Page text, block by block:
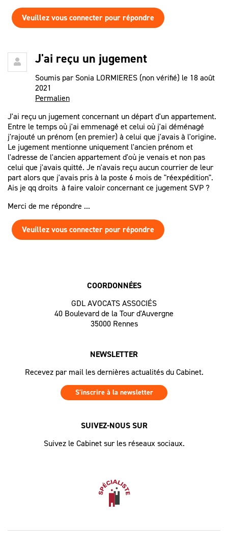
Veuillez vous connecter pour répondre
J'ai reçu un jugement
Soumis parSonia LORMIERES (non vérifié) le 18 août
2021
Permalien
J'ai reçu un jugement concernant un départ d'un appartement.
Entre le temps où j'ai emmenagé et celui où j'ai déménagé
j'rajouté un prénom (en premier) à celui que j'avais à l'origine.
Le jugement mentionne uniquement l'ancien prénom et
l'adresse de l'ancien appartement d'où je venais et non pas
celui que j'avais quitté. Je n'avais reçu aucun courrier de leur
part alors que j'avais pris à la poste 6 mois de "réexpédition".
Ais je qq droits à faire valoir concernant ce jugement SVP ?
Merci de me répondre ...
Veuillez vous connecter pour répondre
COORDONNÉES
GDL AVOCATS ASSOCIÉS
40 Boulevard de la Tour d'Auvergne
35000 Rennes
NEWSLETTER
Recevez par mail les dernières actualités du Cabinet.
S'inscrire à la newsletter
SUIVEZ-NOUS SUR
Suivez le Cabinet sur les réseaux sociaux.